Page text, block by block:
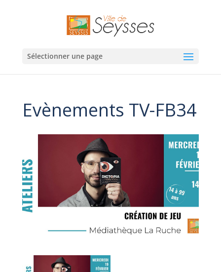
Sélectionner une page
Evènements TV-FB34